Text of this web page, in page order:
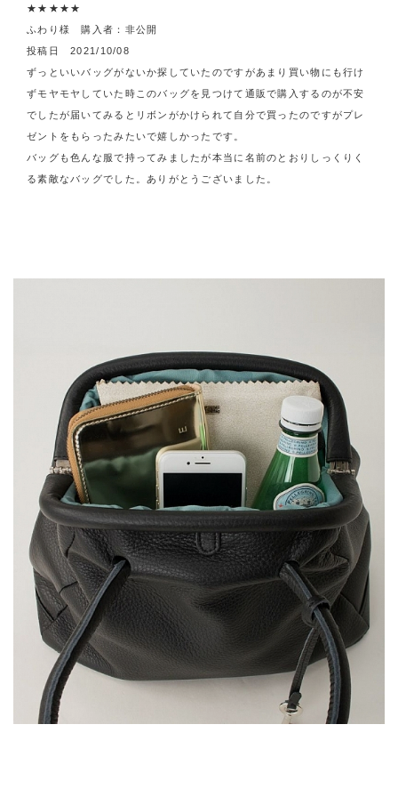
★★★★★
ふわり様 購入者：非公開
投稿日 2021/10/08
ずっといいバッグがないか探していたのですがあまり買い物にも行け
ずモヤモヤしていた時このバッグを見つけて通販で購入するのが不安
でしたが届いてみるとリボンがかけられて自分で買ったのですがプレ
ゼントをもらったみたいで嬉しかったです。
バッグも色んな服で持ってみましたが本当に名前のとおりしっくりく
る素敵なバッグでした。ありがとうございました。